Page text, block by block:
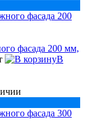
фасада 200 мм,
В